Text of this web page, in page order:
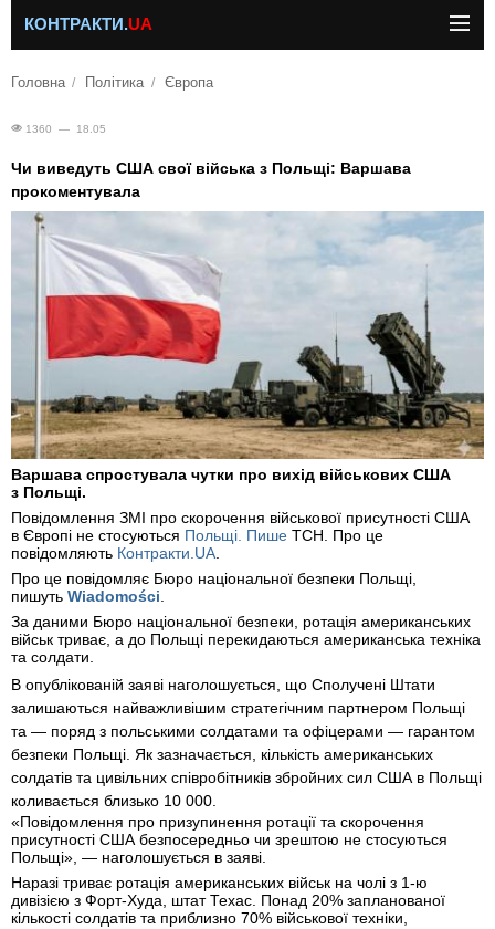
КОНТРАКТИ.UA
Головна Політика Європа
1360 — 18.05
Чи виведуть США свої війська з Польщі: Варшава
прокоментувала
Варшава спростувала чутки про вихід військових США
з Польщі.
Повідомлення ЗМІ про скорочення військової присутності США
в Європі не стосуються Польщі. Пише ТСН. Про це
повідомляють Контракти.UA.
Про це повідомляє Бюро національної безпеки Польщі,
пишуть Wiadomości.
За даними Бюро національної безпеки, ротація американських
військ триває, а до Польщі перекидаються американська техніка
та солдати.
В опублікованій заяві наголошується, що Сполучені Штати
залишаються найважливішим стратегічним партнером Польщі
та — поряд з польськими солдатами та офіцерами — гарантом
безпеки Польщі. Як зазначається, кількість американських
солдатів та цивільних співробітників збройних сил США в Польщі
коливається близько 10 000.
«Повідомлення про призупинення ротації та скорочення
присутності США безпосередньо чи зрештою не стосуються
Польщі», — наголошується в заяві.
Наразі триває ротація американських військ на чолі з 1-ю
дивізією з Форт-Худа, штат Техас. Понад 20% запланованої
кількості солдатів та приблизно 70% військової техніки,